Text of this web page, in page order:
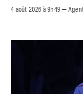
4 août 2026 à 9h49 –